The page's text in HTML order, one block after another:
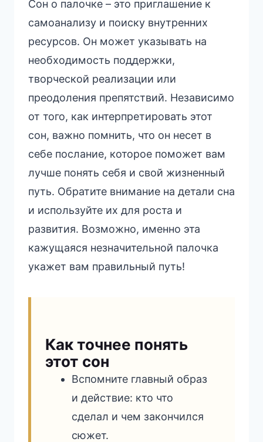
Сон о палочке – это приглашение к
самоанализу и поиску внутренних
ресурсов. Он может указывать на
необходимость поддержки,
творческой реализации или
преодоления препятствий. Независимо
от того, как интерпретировать этот
сон, важно помнить, что он несет в
себе послание, которое поможет вам
лучше понять себя и свой жизненный
путь. Обратите внимание на детали сна
и используйте их для роста и
развития. Возможно, именно эта
кажущаяся незначительной палочка
укажет вам правильный путь!
Как точнее понять
этот сон
Вспомните главный образ
и действие: кто что
сделал и чем закончился
сюжет.